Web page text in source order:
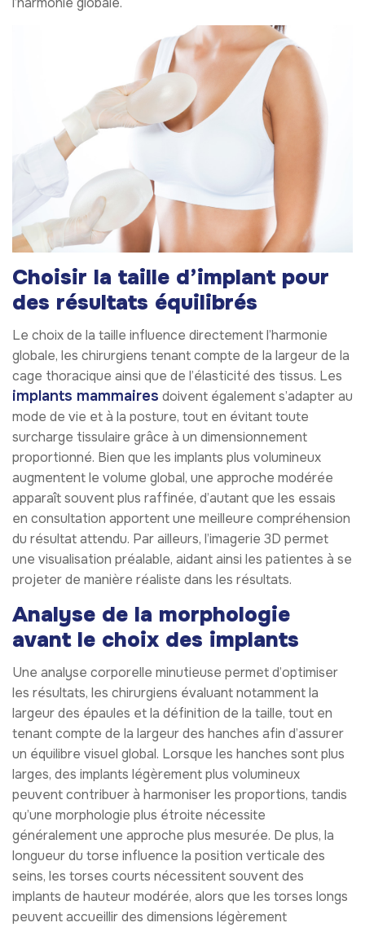
Choisir la taille d’implant pour
des résultats équilibrés
Le choix de la taille influence directement l’harmonie
globale, les chirurgiens tenant compte de la largeur de la
cage thoracique ainsi que de l’élasticité des tissus. Les
implants mammaires doivent également s’adapter au
mode de vie et à la posture, tout en évitant toute
surcharge tissulaire grâce à un dimensionnement
proportionné. Bien que les implants plus volumineux
augmentent le volume global, une approche modérée
apparaît souvent plus raffinée, d’autant que les essais
en consultation apportent une meilleure compréhension
du résultat attendu. Par ailleurs, l’imagerie 3D permet
une visualisation préalable, aidant ainsi les patientes à se
projeter de manière réaliste dans les résultats.
Analyse de la morphologie
avant le choix des implants
Une analyse corporelle minutieuse permet d’optimiser
les résultats, les chirurgiens évaluant notamment la
largeur des épaules et la définition de la taille, tout en
tenant compte de la largeur des hanches afin d’assurer
un équilibre visuel global. Lorsque les hanches sont plus
larges, des implants légèrement plus volumineux
peuvent contribuer à harmoniser les proportions, tandis
qu’une morphologie plus étroite nécessite
généralement une approche plus mesurée. De plus, la
longueur du torse influence la position verticale des
seins, les torses courts nécessitent souvent des
implants de hauteur modérée, alors que les torses longs
peuvent accueillir des dimensions légèrement